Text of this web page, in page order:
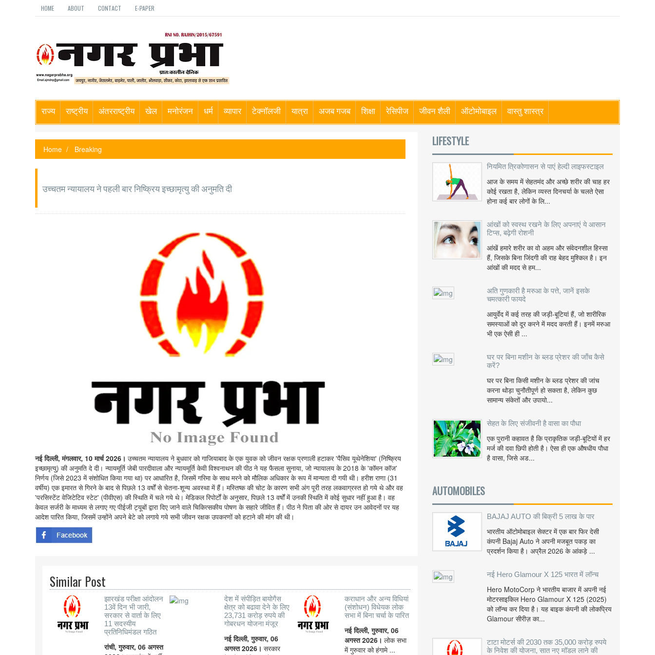
HOME ABOUT CONTACT E-PAPER
राज्य राष्ट्रीय अंतरराष्ट्रीय खेल मनोरंजन धर्म व्यापार टेक्नॉलजी यात्रा अजब गजब शिक्षा रेसिपीज जीवन शैली ऑटोमोबाइल वास्तु शास्त्र
Home Breaking
उच्चतम न्यायालय ने पहली बार निष्क्रिय इच्छामृत्यु की अनुमति दी
नई दिल्ली, मंगलवार, 10 मार्च 2026। उच्चतम न्यायालय ने बुधवार को गाजियाबाद के एक युवक को जीवन रक्षक प्रणाली हटाकर 'पैसिव यूथेनेशिया' (निष्क्रिय
इच्छामृत्यु) की अनुमति दे दी। न्यायमूर्ति जेबी पारदीवाला और न्यायमूर्ति केवी विश्वनाथन की पीठ ने यह फैसला सुनाया, जो न्यायालय के 2018 के 'कॉमन कॉज'
निर्णय (जिसे 2023 में संशोधित किया गया था) पर आधारित है, जिसमें गरिमा के साथ मरने को मौलिक अधिकार के रूप में मान्यता दी गयी थी। हरीश राणा (31
वर्षीय) एक इमारत से गिरने के बाद से पिछले 13 वर्षों से चेतना-शून्य अवस्था में हैं। मस्तिष्क की चोट के कारण सभी अंग पूरी तरह लकवाग्रस्त हो गये थे और वह
'परसिस्टेंट वेजिटेटिव स्टेट' (पीवीएस) की स्थिति में चले गये थे। मेडिकल रिपोर्टों के अनुसार, पिछले 13 वर्षों में उनकी स्थिति में कोई सुधार नहीं हुआ है। वह
केवल सर्जरी के माध्यम से लगाए गए पीईजी ट्यूबों द्वारा दिए जाने वाले चिकित्सकीय पोषण के सहारे जीवित हैं। पीठ ने पिता की ओर से दायर उन आवेदनों पर यह
आदेश पारित किया, जिसमें उन्होंने अपने बेटे को लगाये गये सभी जीवन रक्षक उपकरणों को हटाने की मांग की थी।
Similar Post
झारखंड परीक्षा आंदोलन
13वें दिन भी जारी,
सरकार से वार्ता के लिए
11 सदस्यीय
प्रतिनिधिमंडल गठित
रांची, गुरुवार, 06 अगस्त
देश में संपीड़ित बायोगैस
क्षेत्र को बढावा देने के लिए
23,731 करोड़ रुपये की
गोबरधन योजना मंजूर
नई दिल्ली, गुरुवार, 06
अगस्त 2026।सरकार
कराधान और अन्य विधियां
(संशोधन) विधेयक लोक
सभा में बिना चर्चा के पारित
नई दिल्ली, गुरुवार, 06
अगस्त 2026। लोक सभा
में गुरुवार को हंगामे ...
LIFESTYLE
नियमित त्रिकोणासन से पाएं हेल्दी लाइफस्टाइल
आज के समय में सेहतमंद और अच्छे शरीर की चाह हर
कोई रखता है, लेकिन व्यस्त दिनचर्या के चलते ऐसा
होना कई बार लोगों के लि...
आंखों को स्वस्थ रखने के लिए अपनाएं ये आसान
टिप्स, बढ़ेगी रोशनी
आंखें हमारे शरीर का वो अहम और संवेदनशील हिस्सा
हैं, जिसके बिना जिंदगी की राह बेहद मुश्किल है। इन
आंखों की मदद से हम...
अति गुणकारी है मरुआ के पत्ते, जानें इसके
चमत्कारी फायदे
आयुर्वेद में कई तरह की जड़ी-बूटियां हैं, जो शारीरिक
समस्याओं को दूर करने में मदद करती हैं। इनमें मरुआ
भी एक ऐसी ही ...
घर पर बिना मशीन के ब्लड प्रेशर की जाँच कैसे
करें?
घर पर बिना किसी मशीन के ब्लड प्रेशर की जांच
करना थोड़ा चुनौतीपूर्ण हो सकता है, लेकिन कुछ
सामान्य संकेतों और उपायो...
सेहत के लिए संजीवनी है वासा का पौधा
एक पुरानी कहावत है कि प्राकृतिक जड़ी-बूटियों में हर
मर्ज की दवा छिपी होती है। ऐसा ही एक औषधीय पौधा
है वासा, जिसे अड...
AUTOMOBILES
BAJAJ AUTO की बिक्री 5 लाख के पार
भारतीय ऑटोमोबाइल सेक्टर में एक बार फिर देसी
कंपनी Bajaj Auto ने अपनी मजबूत पकड़ का
प्रदर्शन किया है। अप्रैल 2026 के आंकड़े ...
नई Hero Glamour X 125 भारत में लॉन्च
Hero MotoCorp ने भारतीय बाजार में अपनी नई
मोटरसाइकिल Hero Glamour X 125 (2025)
को लॉन्च कर दिया है। यह बाइक कंपनी की लोकप्रिय
Glamour सीरीज़ का...
टाटा मोटर्स की 2030 तक 35,000 करोड़ रुपये
के निवेश की योजना, सात नए मॉडल लाने की